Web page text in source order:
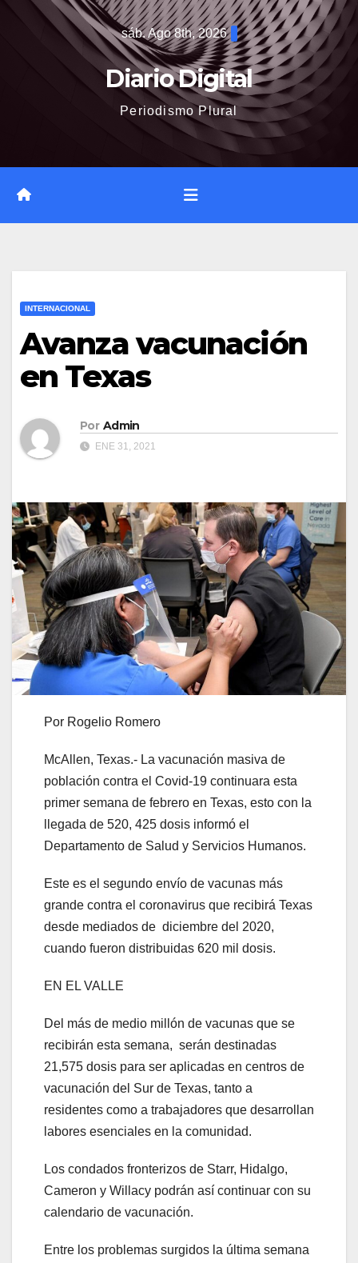
sáb. Ago 8th, 2026
Diario Digital
Periodismo Plural
INTERNACIONAL
Avanza vacunación
en Texas
Por Admin
ENE 31, 2021
Por Rogelio Romero
McAllen, Texas.- La vacunación masiva de
población contra el Covid-19 continuara esta
primer semana de febrero en Texas, esto con la
llegada de 520, 425 dosis informó el
Departamento de Salud y Servicios Humanos.
Este es el segundo envío de vacunas más
grande contra el coronavirus que recibirá Texas
desde mediados de diciembre del 2020,
cuando fueron distribuidas 620 mil dosis.
EN EL VALLE
Del más de medio millón de vacunas que se
recibirán esta semana, serán destinadas
21,575 dosis para ser aplicadas en centros de
vacunación del Sur de Texas, tanto a
residentes como a trabajadores que desarrollan
labores esenciales en la comunidad.
Los condados fronterizos de Starr, Hidalgo,
Cameron y Willacy podrán así continuar con su
calendario de vacunación.
Entre los problemas surgidos la última semana